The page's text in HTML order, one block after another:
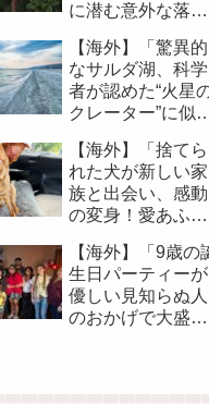
に潜む意外な落と
【海外】「驚異的
なサルダ湖、科学
者が認めた“火星
クレーター”に似
所」
【海外】「捨てら
れた犬が新しい家
族と出会い、感動
の変身！愛あふれ
いで💖」
【海外】「9歳の
生日パーティーが
優しい見知らぬ人
のおかげで大盛況